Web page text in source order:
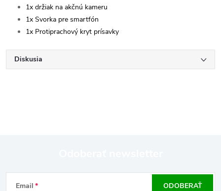
1x držiak na akčnú kameru
1x Svorka pre smartfón
1x Protiprachový kryt prísavky
Diskusia
Z Email ODOBERAŤ